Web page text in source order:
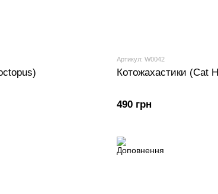
Артикул: W0042
Котожахастики (Cat
490 грн